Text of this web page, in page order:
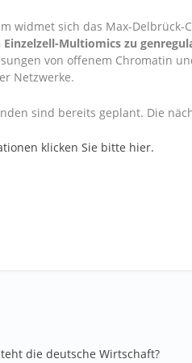
widmet sich das Max-
Einzelzell-Multiomics zu
von offenem Chromatin
Netzwerke.
sind bereits geplant. Die
klicken Sie bitte hier.
die deutsche Wirtschaft?